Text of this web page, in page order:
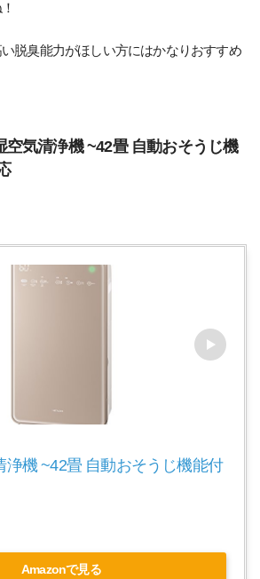
脱臭能力がほしい方にはかなりおすすめ
気清浄機 ~42畳 自動おそうじ機
浄機 ~42畳 自動おそうじ機能付
Amazonで見る